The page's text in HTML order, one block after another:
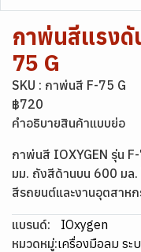
กาพ่นสีแรงดั
75 G
SKU : กาพ่นสี F-75 G
฿720
คำอธิบายสินค้าแบบย่อ
กาพ่นสี IOXYGEN รุ่น
มม. ถังสีด้านบน 600 มล.
สีรถยนต์และงานอุตสาหก
แบรนด์:
IOxygen
หมวดหมู่:เครื่องมือลม ระ